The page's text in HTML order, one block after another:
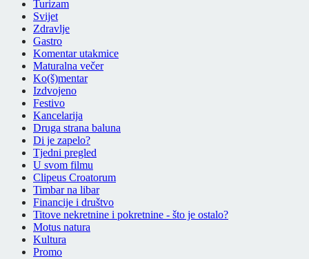
Turizam
Svijet
Zdravlje
Gastro
Komentar utakmice
Maturalna večer
Ko(š)mentar
Izdvojeno
Festivo
Kancelarija
Druga strana baluna
Di je zapelo?
Tjedni pregled
U svom filmu
Clipeus Croatorum
Timbar na libar
Financije i društvo
Titove nekretnine i pokretnine - što je ostalo?
Motus natura
Kultura
Promo